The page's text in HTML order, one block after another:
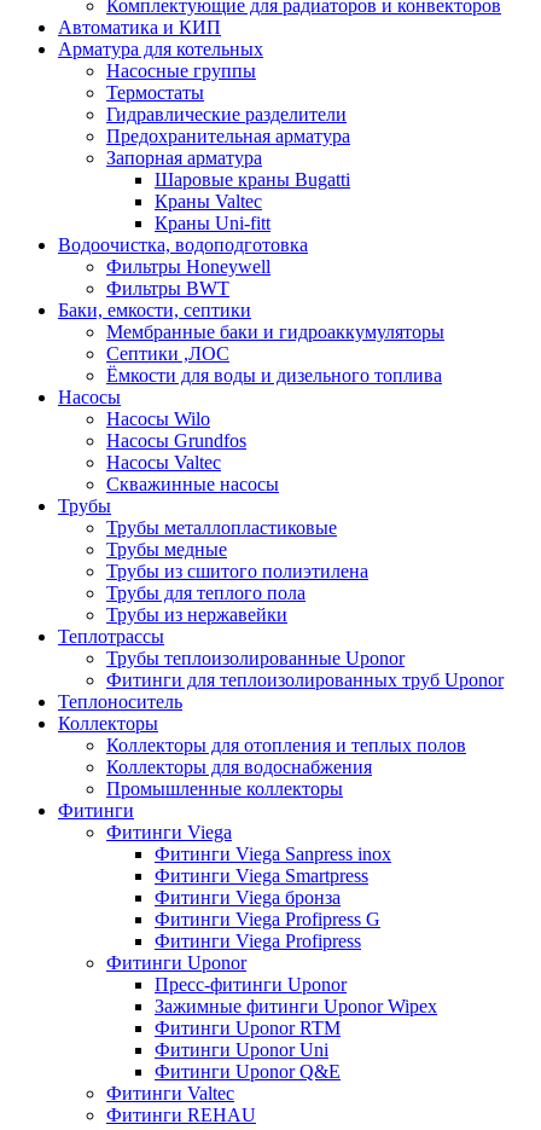
Комплектующие для радиаторов и конвекторов
Автоматика и КИП
Арматура для котельных
Насосные группы
Термостаты
Гидравлические разделители
Предохранительная арматура
Запорная арматура
Шаровые краны Bugatti
Краны Valtec
Краны Uni-fitt
Водоочистка, водоподготовка
Фильтры Honeywell
Фильтры BWT
Баки, емкости, септики
Мембранные баки и гидроаккумуляторы
Септики ,ЛОС
Ёмкости для воды и дизельного топлива
Насосы
Насосы Wilo
Насосы Grundfos
Насосы Valtec
Скважинные насосы
Трубы
Трубы металлопластиковые
Трубы медные
Трубы из сшитого полиэтилена
Трубы для теплого пола
Трубы из нержавейки
Теплотрассы
Трубы теплоизолированные Uponor
Фитинги для теплоизолированных труб Uponor
Теплоноситель
Коллекторы
Коллекторы для отопления и теплых полов
Коллекторы для водоснабжения
Промышленные коллекторы
Фитинги
Фитинги Viega
Фитинги Viega Sanpress inox
Фитинги Viega Smartpress
Фитинги Viega бронза
Фитинги Viega Profipress G
Фитинги Viega Profipress
Фитинги Uponor
Пресс-фитинги Uponor
Зажимные фитинги Uponor Wipex
Фитинги Uponor RTM
Фитинги Uponor Uni
Фитинги Uponor Q&E
Фитинги Valtec
Фитинги REHAU